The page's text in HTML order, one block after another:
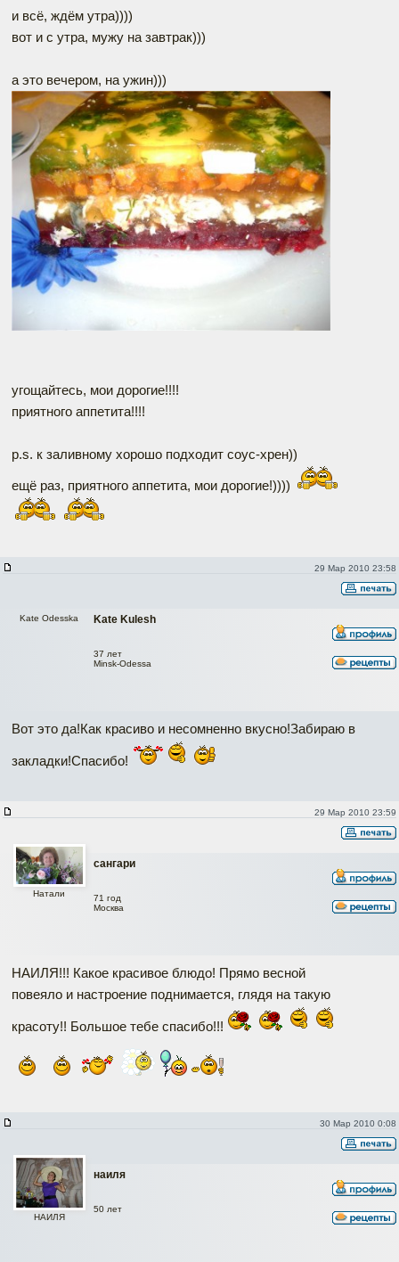
и всё, ждём утра))))
вот и с утра, мужу на завтрак)))
а это вечером, на ужин)))
угощайтесь, мои дорогие!!!!
приятного аппетита!!!!
p.s. к заливному хорошо подходит соус-хрен))
ещё раз, приятного аппетита, мои дорогие!))))
29 Мар 2010 23:58
Kate Kulesh
Kate Odesska
37 лет
Minsk-Odessa
Вот это да!Как красиво и несомненно вкусно!Забираю в
закладки!Спасибо!
29 Мар 2010 23:59
сангари
Натали
71 год
Москва
НАИЛЯ!!! Какое красивое блюдо! Прямо весной
повеяло и настроение поднимается, глядя на такую
красоту!! Большое тебе спасибо!!!
30 Мар 2010 0:08
наиля
НАИЛЯ
50 лет